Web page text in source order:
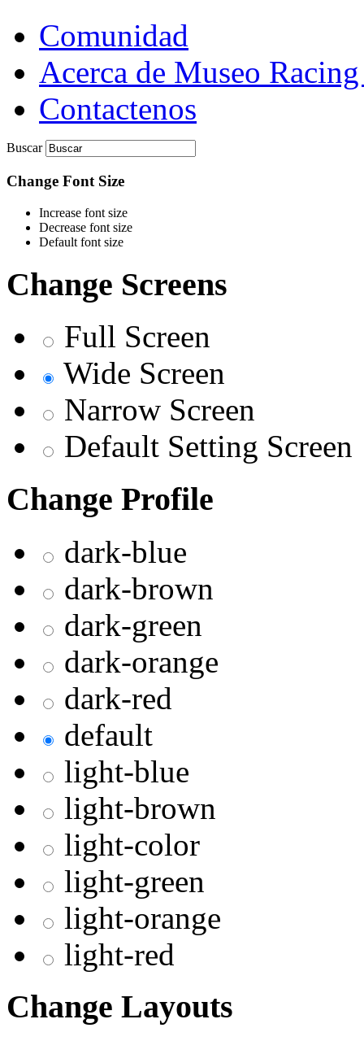
Comunidad
Acerca de Museo
Contactenos
Buscar
Change Font Size
Increase font size
Decrease font size
Default font size
Change Screens
Full Screen
Wide Screen
Narrow Screen
Default Setting Screen
Change Profile
dark-blue
dark-brown
dark-green
dark-orange
dark-red
default
light-blue
light-brown
light-color
light-green
light-orange
light-red
Change Layouts